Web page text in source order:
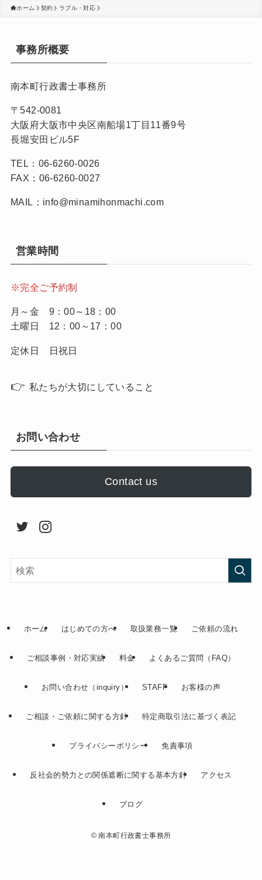
ホーム 契約トラブル・対応
事務所概要
南本町行政書士事務所
〒542-0081
大阪府大阪市中央区南船場1丁目11番9号
長堀安田ビル5F
TEL：06-6260-0026
FAX：06-6260-0027
MAIL：info@minamihonmachi.com
営業時間
※完全ご予約制
月～金 9：00～18：00
土曜日 12：00～17：00
定休日 日祝日
👉 私たちが大切にしていること
お問い合わせ
Contact us
ホーム はじめての方へ 取扱業務一覧 ご依頼の流れ
ご相談事例・対応実績 料金 よくあるご質問（FAQ）
お問い合わせ（inquiry） STAFF お客様の声
ご相談・ご依頼に関する方針 特定商取引法に基づく表記
プライバシーポリシー 免責事項
反社会的勢力との関係遮断に関する基本方針 アクセス
ブログ
©南本町行政書士事務所